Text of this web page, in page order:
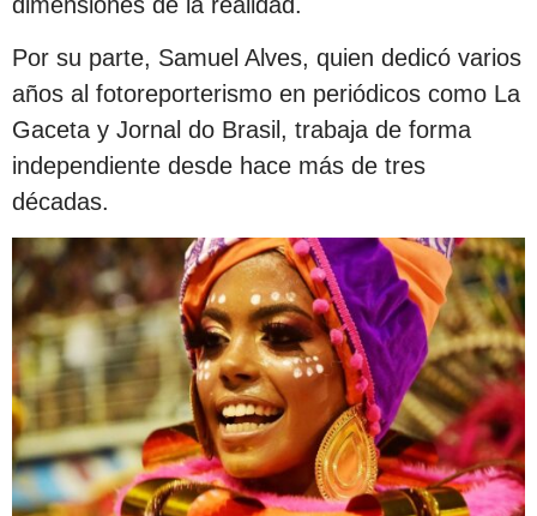
Por su parte, Samuel Alves, quien dedicó varios
años al fotoreporterismo en periódicos como La
Gaceta y Jornal do Brasil, trabaja de forma
independiente desde hace más de tres
décadas.